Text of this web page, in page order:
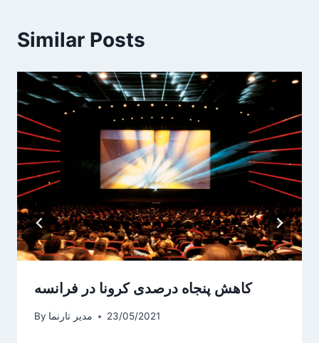
Similar Posts
کاهش پنجاه درصدی کرونا در فرانسه
By مدیر تارنما 23/05/2021